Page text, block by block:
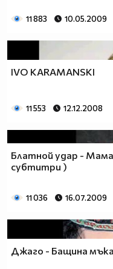
11 883 10.05.2009
IVO KARAMANSKI
11 553 12.12.2008
Блатной удар -
субтитри )
11 036 16.07.2009
Джаго - Бащина мъка